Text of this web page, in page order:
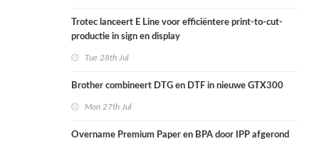
Trotec lanceert E Line voor efficiëntere print-to-cut-
productie in sign en display
Tue 28th Jul
Brother combineert DTG en DTF in nieuwe GTX300
Mon 27th Jul
Overname Premium Paper en BPA door IPP afgerond